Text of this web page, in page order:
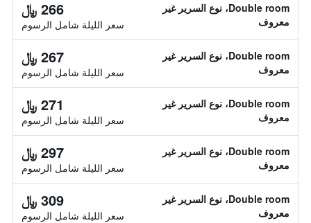
Double room، نوع السرير غير
معروف
266 ﷼
سعر الليلة شامل الرسوم
Double room، نوع السرير غير
معروف
267 ﷼
سعر الليلة شامل الرسوم
Double room، نوع السرير غير
معروف
271 ﷼
سعر الليلة شامل الرسوم
Double room، نوع السرير غير
معروف
297 ﷼
سعر الليلة شامل الرسوم
Double room، نوع السرير غير
معروف
309 ﷼
سعر الليلة شامل الرسوم